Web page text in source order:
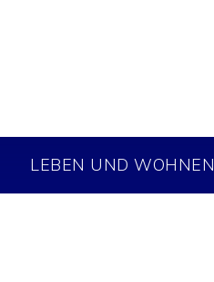
LEBEN UND WOHNEN